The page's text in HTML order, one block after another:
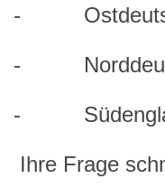
-
-
-
Ihre Frage